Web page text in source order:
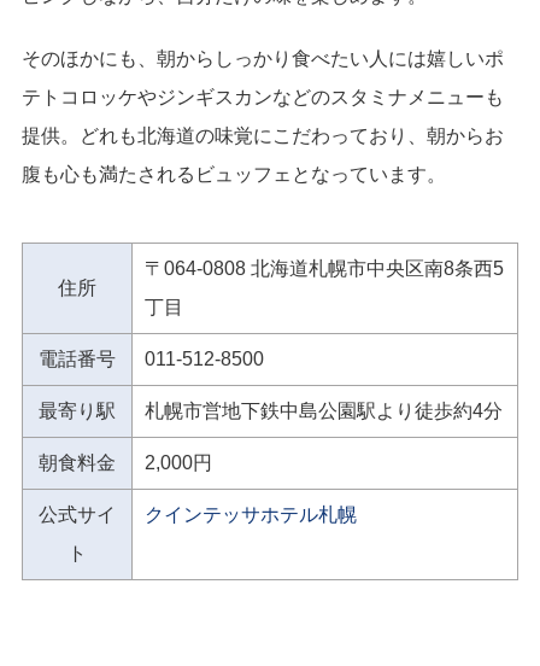
そのほかにも、朝からしっかり食べたい人には嬉しいポ
テトコロッケやジンギスカンなどのスタミナメニューも
提供。どれも北海道の味覚にこだわっており、朝からお
腹も心も満たされるビュッフェとなっています。
住所
〒064-0808 北海道札幌市中央区南8条西5
丁目
電話番号 011-512-8500
最寄り駅 札幌市営地下鉄中島公園駅より徒歩約4分
朝食料金 2,000円
公式サイ
ト
クインテッサホテル札幌